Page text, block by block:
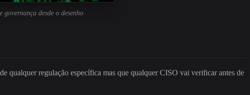
desde o desenho
qualquer regulação específica mas que qualquer CISO vai verificar antes de